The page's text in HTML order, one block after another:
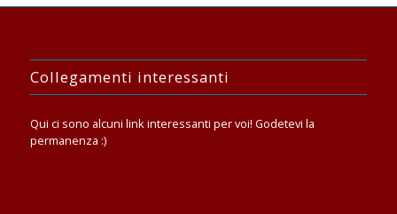
Collegamenti interessanti
Qui ci sono alcuni link interessanti per voi! Godetevi la
permanenza :)